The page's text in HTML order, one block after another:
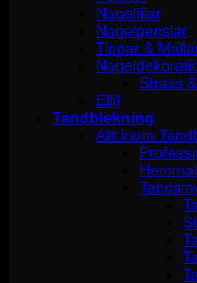
Nagelfilar
Nagelpenslar
Tippar &
Strass
Elfil
Tandblekning
Allt inom